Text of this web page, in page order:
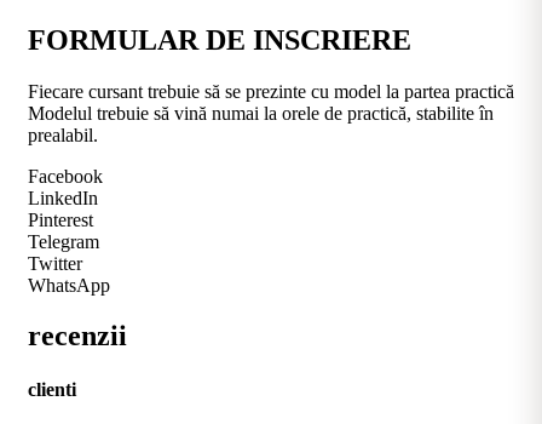
FORMULAR DE INSCRIERE
Fiecare cursant trebuie să se prezinte cu model la partea practică
Modelul trebuie să vină numai la orele de practică, stabilite în
prealabil.
Facebook
LinkedIn
Pinterest
Telegram
Twitter
WhatsApp
recenzii
clienti